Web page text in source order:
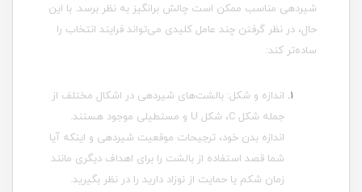
شیردهی مناسب ممکن است چالش برانگیز به نظر برسد. با این
حال، در نظر گرفتن چند عامل کلیدی می‌تواند فرایند انتخاب را
ساده‌تر کند:
اندازه و شکل: بالشت‌های شیردهی در اشکال مختلف از
جمله شکل C، شکل U و مستطیلی موجود هستند.
اندازه بدن خود، ترجیحات موقعیت شیردهی و اینکه آیا
شما قصد استفاده از بالشت را برای اهداف دیگری مانند
زمان شکم یا حمایت از نوزاد دارید را در نظر بگیرید.